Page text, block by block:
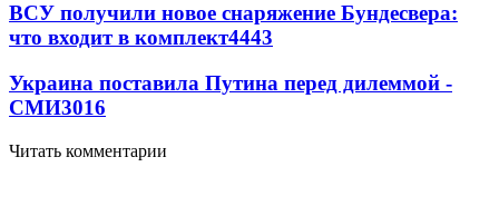
ВСУ получили новое снаряжение Бундесвера:
что входит в комплект4443
Украина поставила Путина перед дилеммой -
СМИ3016
Читать комментарии